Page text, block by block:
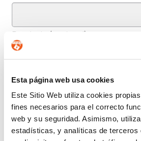
Esta página web usa cookies
Este Sitio Web utiliza cookies
fines necesarios para el correcto
web y su seguridad. Asimismo,
estadísticas, y analíticas de terceros
Provincia (opcional)
Mensaje (opcional)
De conformidad con el RGPD y la LOPDGDD,
finalidad de contestar a las dudas y/o